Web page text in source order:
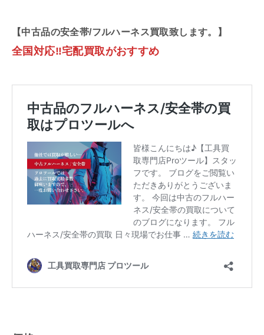
【中古品の安全帯/フルハーネス買取致します。】
全国対応‼︎宅配買取がおすすめ